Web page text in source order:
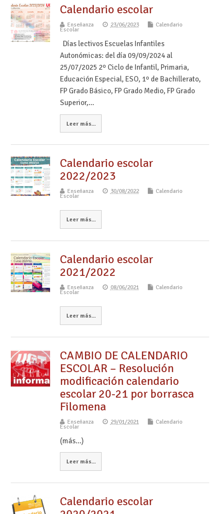
Calendario escolar
Enseñanza 23/06/2023 Calendario
Escolar
Días lectivos Escuelas Infantiles
Autonómicas: del día 09/09/2024 al
25/07/2025 2º Ciclo de Infantil, Primaria,
Educación Especial, ESO, 1º de Bachillerato,
FP Grado Básico, FP Grado Medio, FP Grado
Superior,…
Leer más...
Calendario escolar
2022/2023
Enseñanza 30/08/2022 Calendario
Escolar
Leer más...
Calendario escolar
2021/2022
Enseñanza 08/06/2021 Calendario
Escolar
Leer más...
CAMBIO DE CALENDARIO
ESCOLAR – Resolución
modificación calendario
escolar 20-21 por borrasca
Filomena
Enseñanza 29/01/2021 Calendario
Escolar
(más…)
Leer más...
Calendario escolar